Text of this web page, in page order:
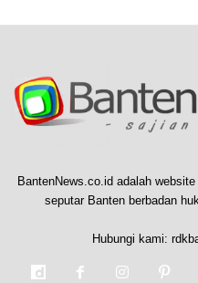
BantenNews.co.id adalah
seputar Banten berbadan
Hubungi kami: